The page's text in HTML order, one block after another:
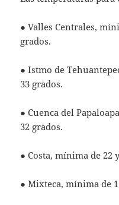
● Valles Centrales,
grados.
● Istmo de
33 grados.
● Cuenca del
32 grados.
● Costa, mínima de 22
● Mixteca, mínima de